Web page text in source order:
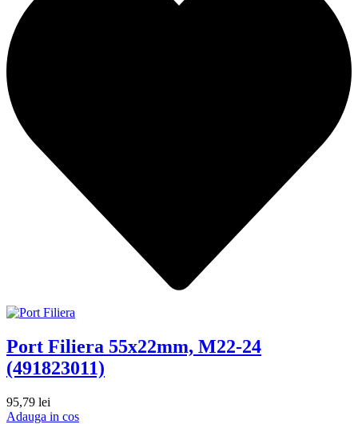
Port Filiera 55x22mm, M22-24
(491823011)
95,79 lei
Adauga in cos